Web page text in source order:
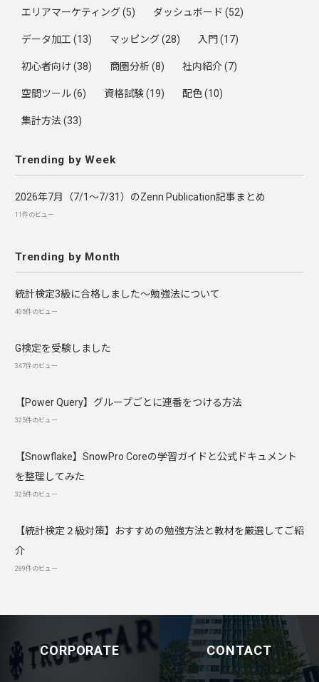
エリアマーケティング(5) ダッシュボード (52)
データ加工 (13) マッピング(28) 入門(17)
初心者向け(38) 商圏分析(8) 社内紹介(7)
空間ツール(6) 資格試験(19) 配色(10)
集計方法 (33)
Trending by Week
2026年7月（7/1〜7/31）のZenn Publication記事まとめ
11件のビュー
Trending by Month
統計検定3級に合格しました～勉強法について
405件のビュー
G検定を受験しました
347件のビュー
【Power Query】グループごとに連番をつける方法
325件のビュー
【Snowflake】SnowPro Coreの学習ガイドと公式ドキュメント
を整理してみた
325件のビュー
【統計検定２級対策】おすすめの勉強方法と教材を厳選してご紹
介
289件のビュー
CORPORATE CONTACT